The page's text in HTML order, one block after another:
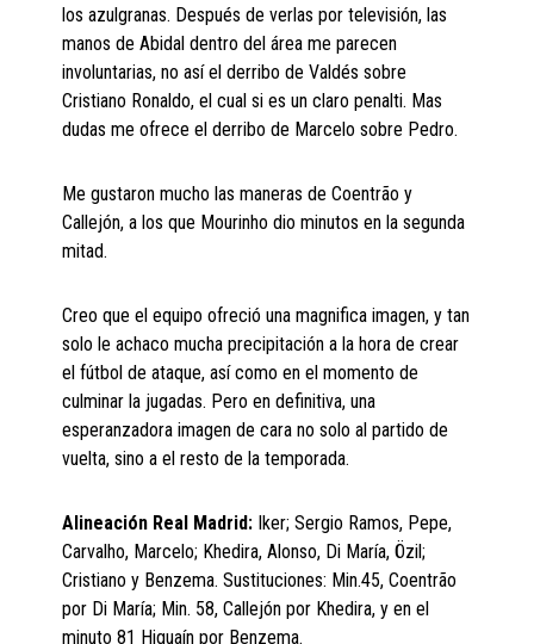
los azulgranas. Después de verlas por televisión, las
manos de Abidal dentro del área me parecen
involuntarias, no así el derribo de Valdés sobre
Cristiano Ronaldo, el cual si es un claro penalti. Mas
dudas me ofrece el derribo de Marcelo sobre Pedro.
Me gustaron mucho las maneras de Coentrão y
Callejón, a los que Mourinho dio minutos en la segunda
mitad.
Creo que el equipo ofreció una magnifica imagen, y tan
solo le achaco mucha precipitación a la hora de crear
el fútbol de ataque, así como en el momento de
culminar la jugadas. Pero en definitiva, una
esperanzadora imagen de cara no solo al partido de
vuelta, sino a el resto de la temporada.
Alineación Real Madrid: Iker; Sergio Ramos, Pepe,
Carvalho, Marcelo; Khedira, Alonso, Di María, Özil;
Cristiano y Benzema. Sustituciones: Min.45, Coentrão
por Di María; Min. 58, Callejón por Khedira, y en el
minuto 81 Higuaín por Benzema.